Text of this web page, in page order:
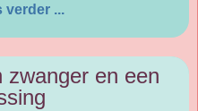
verder ...
zwanger en een